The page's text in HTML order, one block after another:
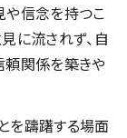
や信念を持つこ
に流されず、自
頼関係を築きや
を躊躇する場面